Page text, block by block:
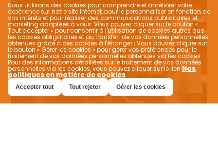
Nous utilisons des cookies pour comprendre et améliorer votre
expérience sur notre site Internet, pour le personnaliser en fonction de
vos intérêts et pour réaliser des communications publicitaires et
marketing adaptées à vous. Vous pouvez cliquer sur le bouton «
Tout accepter » pour consentir à l'utilisation de cookies autres que
les cookies obligatoires et au transfert de vos données personnelles
obtenues grâce à ces cookies à l'étranger ; Vous pouvez cliquer sur
le bouton « Gérer les cookies » pour gérer vos préférences pour le
traitement de vos données personnelles obtenues via les cookies.
Pour des informations détaillées sur le traitement de vos données
personnelles via les cookies, vous pouvez cliquer sur le lien Nos
politiques en matière de cookies.
Accepter tout Tout rejeter Gérer les cookies